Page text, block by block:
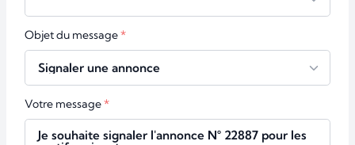
Objet du message
Votre message